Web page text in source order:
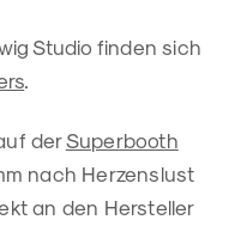
Studio finden sich
derSuperbooth
nach Herzenslust
an den Hersteller